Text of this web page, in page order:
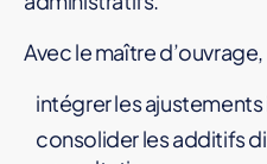
Avec le maître d’ouvrage,
intégrer les ajustements
consolider les additifs